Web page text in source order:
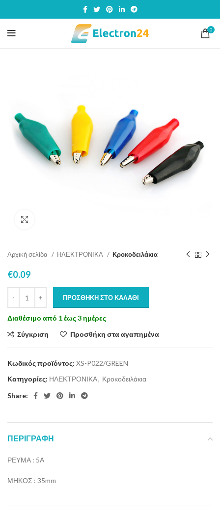
0
Αρχική σελίδα ΗΛΕΚΤΡΟΝΙΚΑ Κροκοδειλάκια
€0.09
ΠΡΟΣΘΉΚΗ ΣΤΟ ΚΑΛΆΘΙ
Διαθέσιμο από 1 έως 3 ημέρες
Σύγκριση
Προσθήκη στα αγαπημένα
Κωδικός προϊόντος: XS-P022/GREEN
Κατηγορίες: ΗΛΕΚΤΡΟΝΙΚΑ, Κροκοδειλάκια
Share:
ΠΕΡΙΓΡΑΦΉ
ΡΕΥΜΑ : 5Α
ΜΗΚΟΣ : 35mm